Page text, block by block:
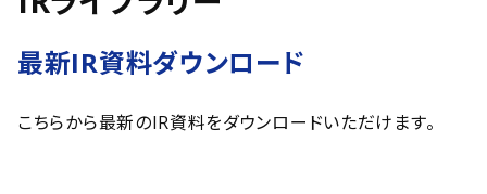
最新IR資料ダウンロード
こちらから最新のIR資料をダウンロードいただけます。